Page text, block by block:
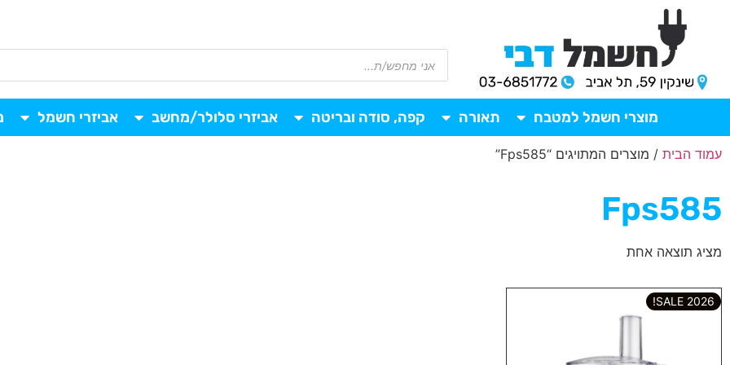
מוצרי חשמל למטבח תאורה קפה, סודה ובריטה אביזרי סלולר/מחשב אביזרי חשמל
עמוד הבית / מוצרים המתויגים “Fps585”
Fps585
מציג תוצאה אחת
2026 SALE!